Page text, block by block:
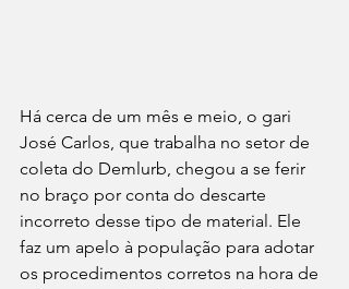
Há cerca de um mês e meio, o gari
José Carlos, que trabalha no setor de
coleta do Demlurb, chegou a se ferir
no braço por conta do descarte
incorreto desse tipo de material. Ele
faz um apelo à população para adotar
os procedimentos corretos na hora de